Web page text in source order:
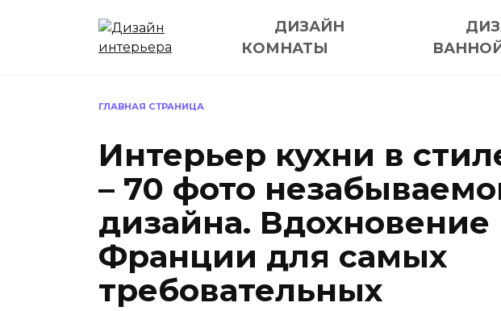
ДИЗАЙН
КОМНАТЫ
ГЛАВНАЯ СТРАНИЦА
Интерьер кухни в
– 70 фото
дизайна. Вдохновение
Франции для самых
требовательных